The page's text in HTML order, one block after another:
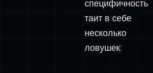
специфичность
таит в себе
несколько
ловушек: